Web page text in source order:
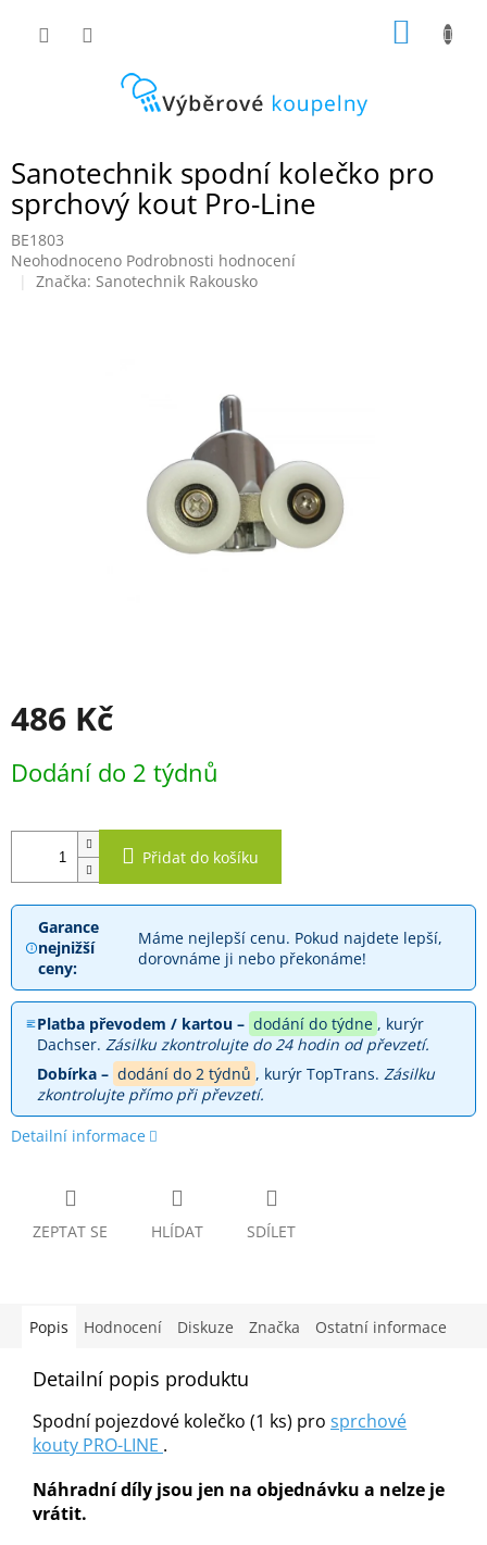
Sanotechnik spodní kolečko pro
sprchový kout Pro-Line
BE1803
Průměrné
hodnocení
Neohodnoceno Podrobnosti hodnocení
Značka: Sanotechnik Rakousko
486 Kč
cena:
Dodání do 2 týdnů
Přidat do košíku
Garance
nejnižší
ceny:
Máme nejlepší cenu. Pokud najdete lepší,
dorovnáme ji nebo překonáme!
Platba převodem / kartou – dodání do týdne , kurýr
Dachser. Zásilku zkontrolujte do 24 hodin od převzetí.
Dobírka – dodání do 2 týdnů , kurýr TopTrans. Zásilku
zkontrolujte přímo při převzetí.
Detailní informace
ZEPTAT SE HLÍDAT SDÍLET
Popis Hodnocení Diskuze Značka Ostatní informace
Detailní popis produktu
Spodní pojezdové kolečko (1 ks) pro sprchové
kouty PRO-LINE .
Náhradní díly jsou jen na objednávku a nelze je
vrátit.